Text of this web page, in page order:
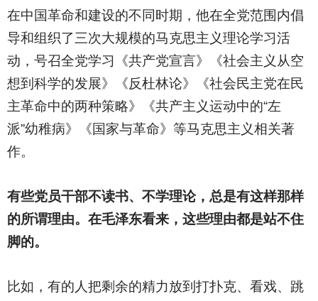
在中国革命和建设的不同时期，他在全党范围内倡
导和组织了三次大规模的马克思主义理论学习活
动，号召全党学习《共产党宣言》《社会主义从空
想到科学的发展》《反杜林论》《社会民主党在民
主革命中的两种策略》《共产主义运动中的“左
派”幼稚病》《国家与革命》等马克思主义相关著
作。
有些党员干部不读书、不学理论，总是有这样那样
的所谓理由。在毛泽东看来，这些理由都是站不住
脚的。
比如，有的人把剩余的精力放到打扑克、看戏、跳